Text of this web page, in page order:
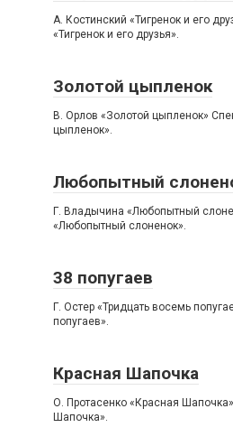
А. Костинский «Тигренок и его
«Тигренок и его друзья».
Золотой цыпленок
В. Орлов «Золотой цыпленок»
цыпленок».
Любопытный
Г. Владычина «Любопытный
«Любопытный слоненок».
38 попугаев
Г. Остер «Тридцать восемь
попугаев».
Красная Шапочка
О. Протасенко «Красная
Шапочка».